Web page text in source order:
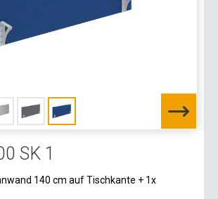
SK 1
140 cm auf Tischkante + 1x